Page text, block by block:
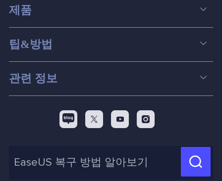
제품
데이터 복구
파티션 관리
스크린 레코더
백업&복원
신제품 New
팁&방법
컴퓨터 데이터 복구 팁
맥 데이터 복구 팁
디스크 파티션 팁
화면 녹화 팁
관련 정보
리셀러
  
